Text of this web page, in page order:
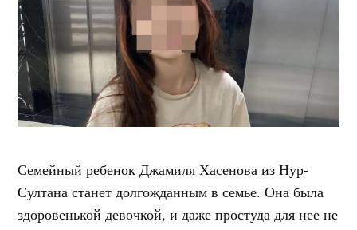
Семейный ребенок Джамиля Хасенова из Нур-
Султана станет долгожданным в семье. Она была
здоровенькой девочкой, и даже простуда для нее не